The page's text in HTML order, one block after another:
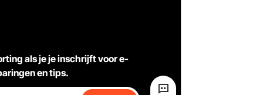
als je je inschrijft voor e-
en tips.